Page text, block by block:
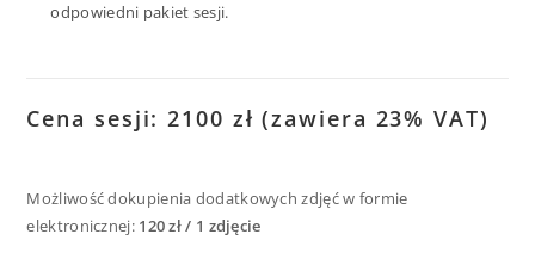
odpowiedni pakiet sesji.
Cena sesji: 2100 zł (zawiera 23% VAT)
Możliwość dokupienia dodatkowych zdjęć w formie
elektronicznej: 120 zł / 1 zdjęcie